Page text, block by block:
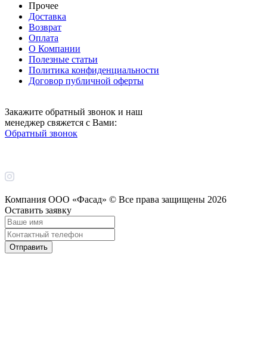
Прочее
Доставка
Возврат
Оплата
О Компании
Полезные статьи
Политика конфиденциальности
Договор публичной оферты
Закажите обратный звонок и наш
менеджер свяжется с Вами:
Обратный звонок
Компания ООО «Фасад» © Все права защищены 2026
Оставить заявку
Отправить